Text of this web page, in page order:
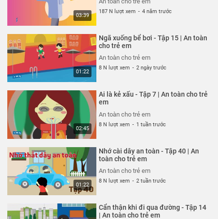
03:23
An toàn cho trẻ em
An toàn cho trẻ em
27 N lượt xem
03:42
An toàn cho trẻ em
26 N lượt xem
03:35
An toàn cho trẻ em
26 N lượt xem
322 | An toàn cho trẻ em
An toàn cho trẻ em
03:39
187 N lượt xem - 4 năm trước
01:22
Ngã xuống bể bơi - Tập 15 | An toàn
cho trẻ em
An toàn cho trẻ em
8 N lượt xem - 2 ngày trước
02:45
Ai là kẻ xấu - Tập 7 | An toàn cho trẻ
em
An toàn cho trẻ em
8 N lượt xem - 1 tuần trước
01:22
Nhớ cài dây an toàn - Tập 40 | An
toàn cho trẻ em
An toàn cho trẻ em
8 N lượt xem - 2 tuần trước
Cẩn thận khi đi qua đường - Tập 14
| An toàn cho trẻ em